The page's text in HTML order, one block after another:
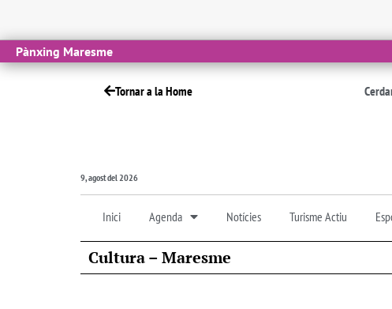
Pànxing Maresme
Tornar a la Home
9, agost del 2026
Inici Agenda Notícies Turisme Actiu
Cultura – Maresme